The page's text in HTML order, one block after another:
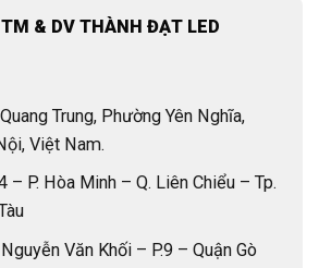
& DV THÀNH ĐẠT LED
Trung, Phường Yên Nghĩa,
Việt Nam.
– P. Hòa Minh – Q. Liên Chiểu – Tp.
Văn Khối – P.9 – Quận Gò